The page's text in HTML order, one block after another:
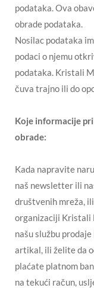
podataka. Ova
obrade podataka.
Nosilac podataka
podaci o njemu
podataka. Kristali
čuva trajno ili do
Koje informacije
obrade:
Kada napravite
naš newsletter ili
društvenih mreža,
organizaciji Kristali
našu službu
artikal, ili želite da
plaćate platnom
na tekući račun,